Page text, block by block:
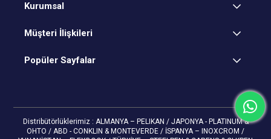
Kurumsal
Müşteri İlişkileri
Popüler Sayfalar
Distribütörlüklerimiz : ALMANYA – PELIKAN / JAPONYA - PLATINUM &
OHTO / ABD - CONKLIN & MONTEVERDE / İSPANYA – INOXCROM /